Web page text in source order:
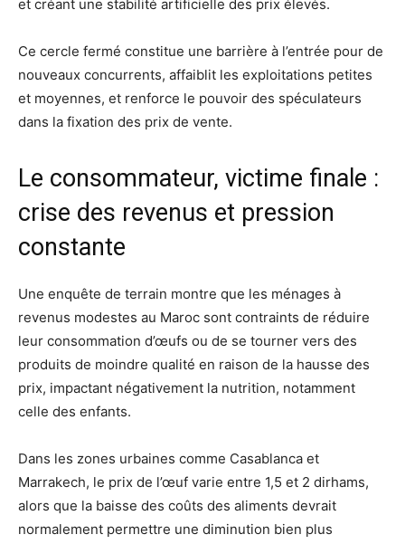
et créant une stabilité artificielle des prix élevés.
Ce cercle fermé constitue une barrière à l’entrée pour de
nouveaux concurrents, affaiblit les exploitations petites
et moyennes, et renforce le pouvoir des spéculateurs
dans la fixation des prix de vente.
Le consommateur, victime finale :
crise des revenus et pression
constante
Une enquête de terrain montre que les ménages à
revenus modestes au Maroc sont contraints de réduire
leur consommation d’œufs ou de se tourner vers des
produits de moindre qualité en raison de la hausse des
prix, impactant négativement la nutrition, notamment
celle des enfants.
Dans les zones urbaines comme Casablanca et
Marrakech, le prix de l’œuf varie entre 1,5 et 2 dirhams,
alors que la baisse des coûts des aliments devrait
normalement permettre une diminution bien plus